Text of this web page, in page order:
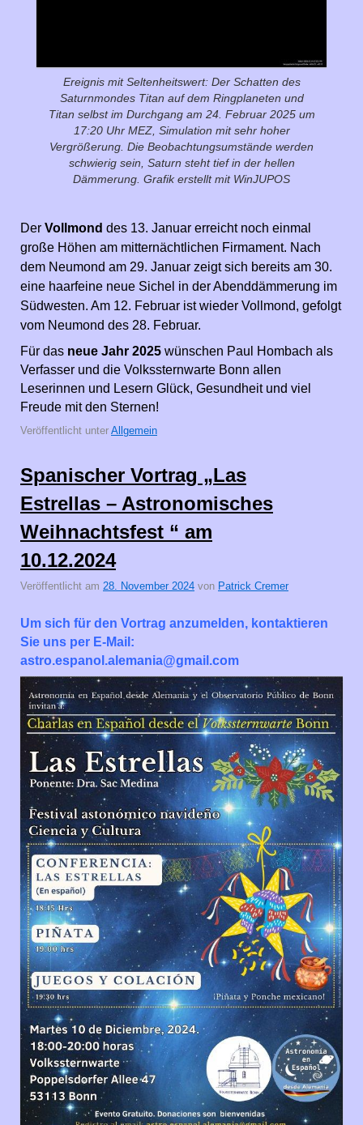
Ereignis mit Seltenheitswert: Der Schatten des
Saturnmondes Titan auf dem Ringplaneten und
Titan selbst im Durchgang am 24. Februar 2025 um
17:20 Uhr MEZ, Simulation mit sehr hoher
Vergrößerung. Die Beobachtungsumstände werden
schwierig sein, Saturn steht tief in der hellen
Dämmerung. Grafik erstellt mit WinJUPOS
Der Vollmond des 13. Januar erreicht noch einmal
große Höhen am mitternächtlichen Firmament. Nach
dem Neumond am 29. Januar zeigt sich bereits am 30.
eine haarfeine neue Sichel in der Abenddämmerung im
Südwesten. Am 12. Februar ist wieder Vollmond, gefolgt
vom Neumond des 28. Februar.
Für das neue Jahr 2025 wünschen Paul Hombach als
Verfasser und die Volkssternwarte Bonn allen
Leserinnen und Lesern Glück, Gesundheit und viel
Freude mit den Sternen!
Veröffentlicht unter Allgemein
Spanischer Vortrag „Las
Estrellas – Astronomisches
Weihnachtsfest “ am
10.12.2024
Veröffentlicht am 28. November 2024 von Patrick Cremer
Um sich für den Vortrag anzumelden, kontaktieren
Sie uns per E-Mail:
astro.espanol.alemania@gmail.com